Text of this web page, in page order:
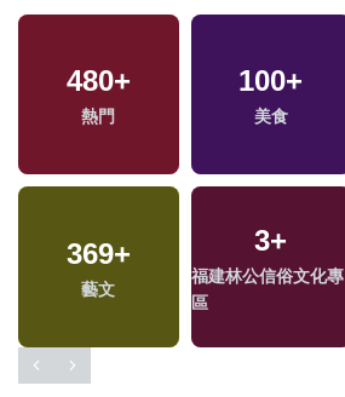
480+
熱門
100+
美食
369+
藝文
3+
福建林公信俗文化專
區